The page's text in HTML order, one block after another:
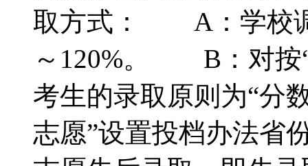
取方式： A：学校调
～120%。 B：对按“
考生的录取原则为“分
志愿”设置投档办法省